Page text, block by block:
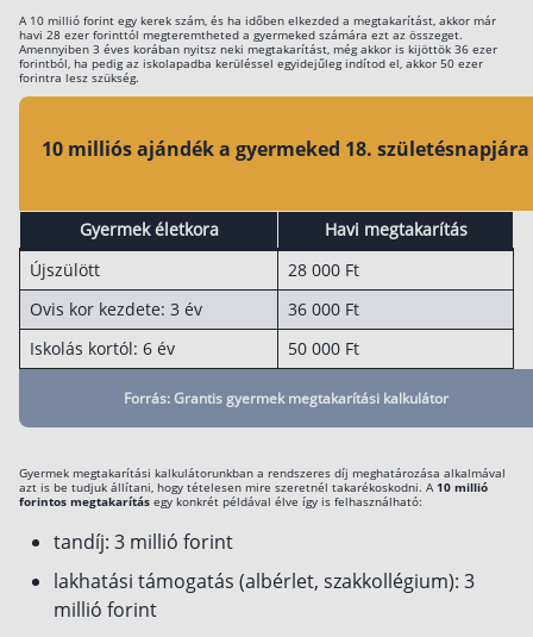
Karrier
A 10 millió forint egy kerek szám, és ha időben elkezded a megtakarítást, akkor már
havi 28 ezer forinttól megteremtheted a gyermeked számára ezt az összeget.
Amennyiben 3 éves korában nyitsz neki megtakarítást, még akkor is kijöttök 36 ezer
forintból, ha pedig az iskolapadba kerüléssel egyidejűleg indítod el, akkor 50 ezer
forintra lesz szükség.
10 milliós ajándék a gyermeked 18. születésnapjára
Gyermek életkora
Havi megtakarítás
Újszülött
28 000 Ft
Ovis kor kezdete: 3 év
36 000 Ft
Iskolás kortól: 6 év
50 000 Ft
Forrás: Grantis gyermek megtakarítási kalkulátor
Gyermek megtakarítási kalkulátorunkban a rendszeres díj meghatározása alkalmával
azt is be tudjuk állítani, hogy tételesen mire szeretnél takarékoskodni. A 10 millió
forintos megtakarítás egy konkrét példával élve így is felhasználható:
tandíj: 3 millió forint
lakhatási támogatás (albérlet, szakkollégium): 3
millió forint